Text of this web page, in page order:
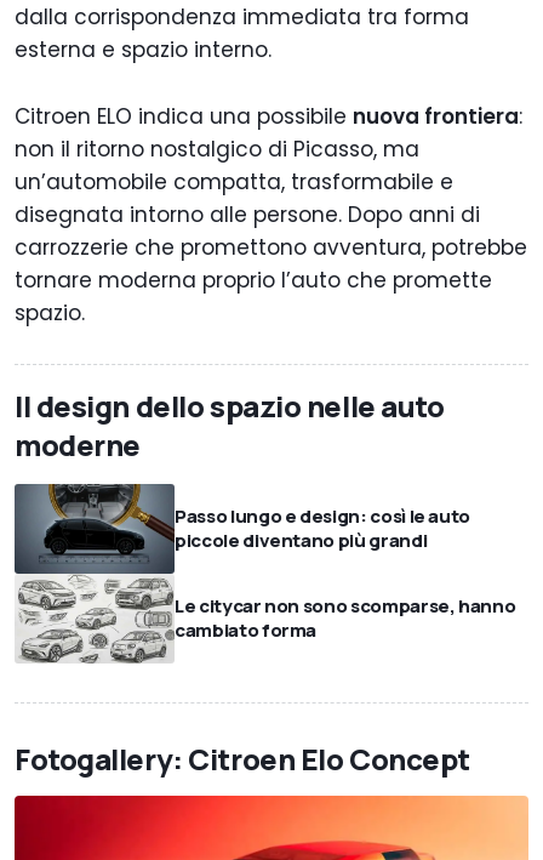
dalla corrispondenza immediata tra forma
esterna e spazio interno.
Citroen ELO indica una possibile nuova frontiera:
non il ritorno nostalgico di Picasso, ma
un’automobile compatta, trasformabile e
disegnata intorno alle persone. Dopo anni di
carrozzerie che promettono avventura, potrebbe
tornare moderna proprio l’auto che promette
spazio.
Il design dello spazio nelle auto
moderne
Passo lungo e design: così le auto
piccole diventano più grandi
Le citycar non sono scomparse, hanno
cambiato forma
Fotogallery: Citroen Elo Concept